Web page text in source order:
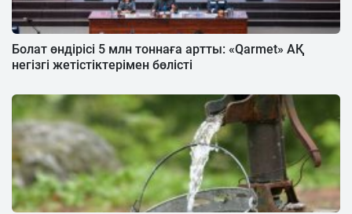
Болат өндірісі 5 млн тоннаға артты: «Qarmet» АҚ
негізгі жетістіктерімен бөлісті